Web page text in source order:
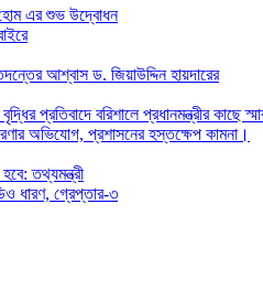
হোম এর শুভ উদ্বোধন
আশ্বাস ড. জিয়াউদ্দিন হায়দারের
প্রতিবাদে বরিশালে প্রধানমন্ত্রীর কাছে
অভিযোগ, প্রশাসনের হস্তক্ষেপ কামনা।
তথ্যমন্ত্রী
ধারণ, গ্রেপ্তার-৩